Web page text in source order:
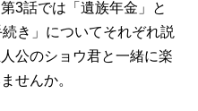
3話では「遺族年金」と
き」についてそれぞれ説
公のショウ君と一緒に楽
せんか。